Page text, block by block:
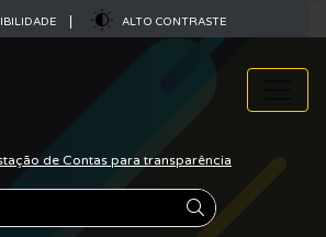
ALTO CONTRASTE
de Contas para transparência